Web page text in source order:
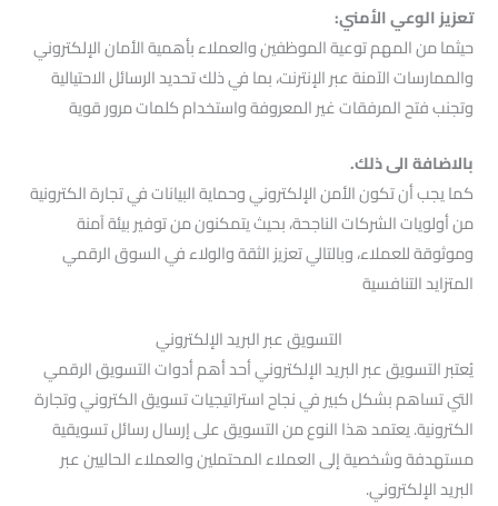
تعزيز الوعي الأمني:
حيثما من المهم توعية الموظفين والعملاء بأهمية الأمان الإلكتروني
والممارسات الآمنة عبر الإنترنت، بما في ذلك تحديد الرسائل الاحتيالية
وتجنب فتح المرفقات غير المعروفة واستخدام كلمات مرور قوية
بالاضافة الى ذلك.
كما يجب أن تكون الأمن الإلكتروني وحماية البيانات في تجارة الكترونية
من أولويات الشركات الناجحة، بحيث يتمكنون من توفير بيئة آمنة
وموثوقة للعملاء، وبالتالي تعزيز الثقة والولاء في السوق الرقمي
المتزايد التنافسية
التسويق عبر البريد الإلكتروني
يُعتبر التسويق عبر البريد الإلكتروني أحد أهم أدوات التسويق الرقمي
التي تساهم بشكل كبير في نجاح استراتيجيات تسويق الكتروني وتجارة
الكترونية. يعتمد هذا النوع من التسويق على إرسال رسائل تسويقية
مستهدفة وشخصية إلى العملاء المحتملين والعملاء الحاليين عبر
البريد الإلكتروني.